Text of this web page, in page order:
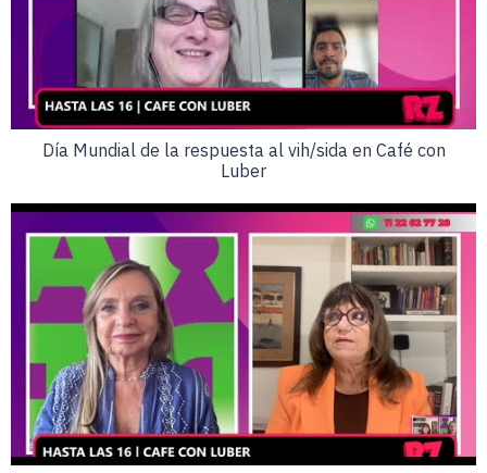
Día Mundial de la respuesta al vih/sida en Café con
Luber